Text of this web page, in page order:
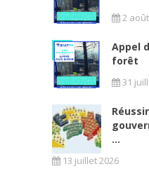
2
Appel
forêt
31
...
13 juillet 2026